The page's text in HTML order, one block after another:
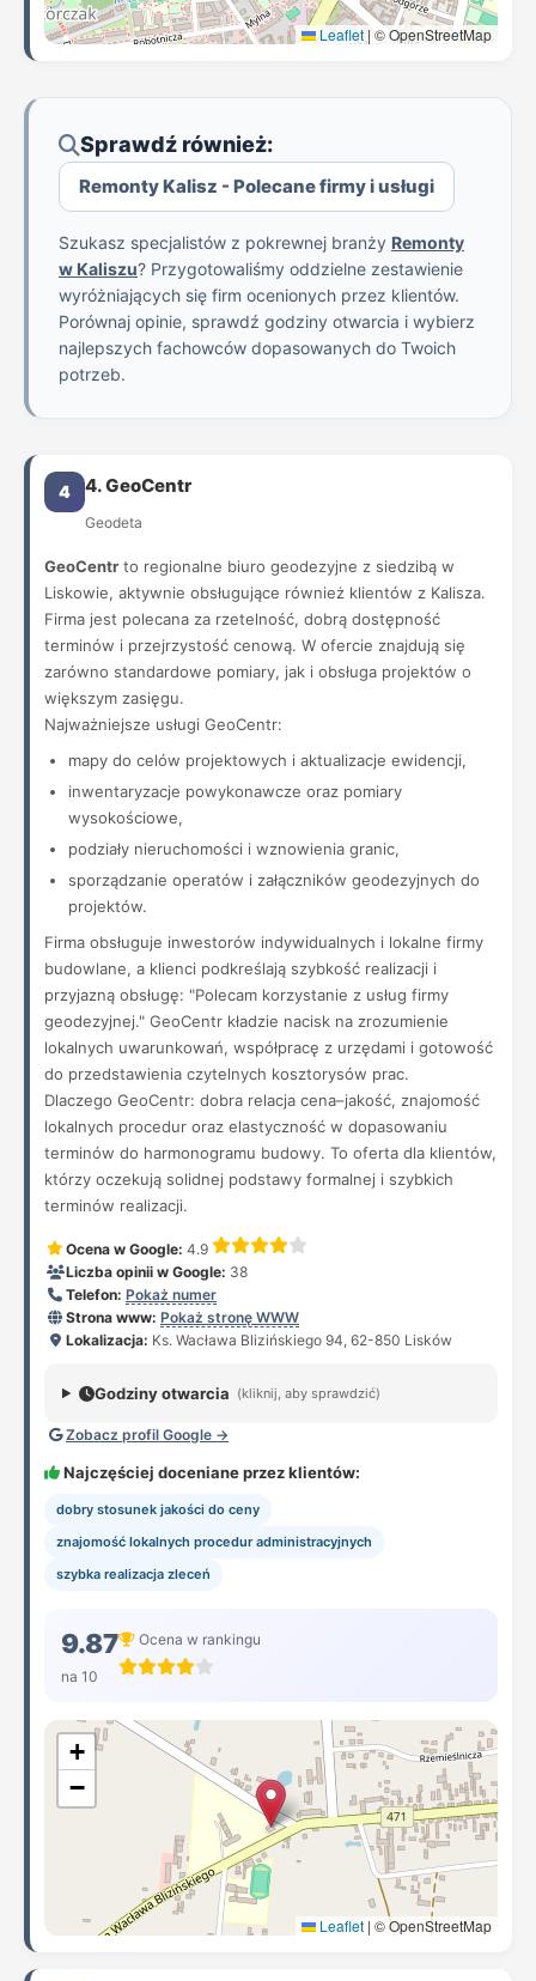
Leaflet |© OpenStreetMap
Sprawdź również:
Remonty Kalisz - Polecane firmy i usługi
Szukasz specjalistów z pokrewnej branży Remonty
w Kaliszu? Przygotowaliśmy oddzielne zestawienie
wyróżniających się firm ocenionych przez klientów.
Porównaj opinie, sprawdź godziny otwarcia i wybierz
najlepszych fachowców dopasowanych do Twoich
potrzeb.
4 4. GeoCentr
Geodeta
GeoCentr to regionalne biuro geodezyjne z siedzibą w
Liskowie, aktywnie obsługujące również klientów z Kalisza.
Firma jest polecana za rzetelność, dobrą dostępność
terminów i przejrzystość cenową. W ofercie znajdują się
zarówno standardowe pomiary, jak i obsługa projektów o
większym zasięgu.
Najważniejsze usługi GeoCentr:
mapy do celów projektowych i aktualizacje ewidencji,
inwentaryzacje powykonawcze oraz pomiary
wysokościowe,
podziały nieruchomości i wznowienia granic,
sporządzanie operatów i załączników geodezyjnych do
projektów.
Firma obsługuje inwestorów indywidualnych i lokalne firmy
budowlane, a klienci podkreślają szybkość realizacji i
przyjazną obsługę: "Polecam korzystanie z usług firmy
geodezyjnej." GeoCentr kładzie nacisk na zrozumienie
lokalnych uwarunkowań, współpracę z urzędami i gotowość
do przedstawienia czytelnych kosztorysów prac.
Dlaczego GeoCentr: dobra relacja cena–jakość, znajomość
lokalnych procedur oraz elastyczność w dopasowaniu
terminów do harmonogramu budowy. To oferta dla klientów,
którzy oczekują solidnej podstawy formalnej i szybkich
terminów realizacji.
Ocena w Google: 4.9
Liczba opinii w Google: 38
Telefon: Pokaż numer
Strona www: Pokaż stronę WWW
Lokalizacja: Ks. Wacława Blizińskiego 94, 62-850 Lisków
Godziny otwarcia (kliknij, aby sprawdzić)
Zobacz profil Google →
Najczęściej doceniane przez klientów:
dobry stosunek jakości do ceny
znajomość lokalnych procedur administracyjnych
szybka realizacja zleceń
9.87
na 10
Ocena w rankingu
+
−
Leaflet | © OpenStreetMap